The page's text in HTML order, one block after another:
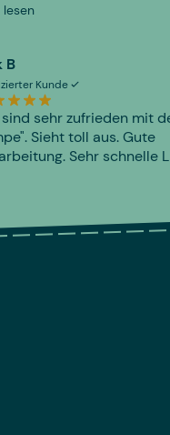
lesen
B
Kunde
sehr zufrieden mit
Sieht toll aus. Gute
Sehr schnelle